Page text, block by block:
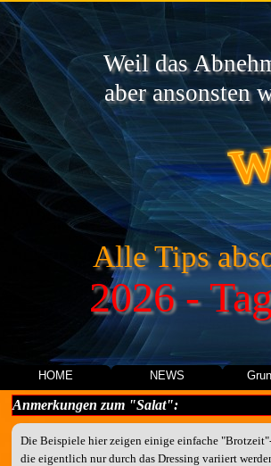
HOME NEWS
2026 -
Weil das
aber ansonsten
Alle Tips
Anmerkungen zum "Salat":
Die Beispiele hier zeigen einige einfache
die eigentlich nur durch das Dressing variiert